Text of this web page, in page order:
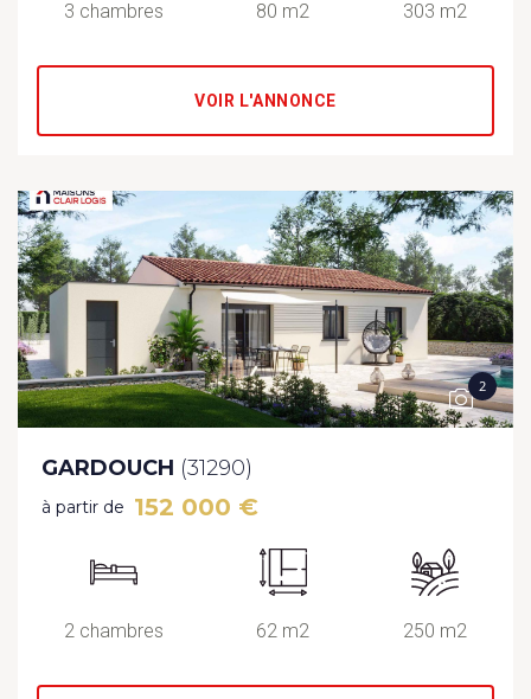
3 chambres 80 m2 303 m2
VOIR L'ANNONCE
2
GARDOUCH (31290)
à partir de 152 000 €
2 chambres 62 m2 250 m2